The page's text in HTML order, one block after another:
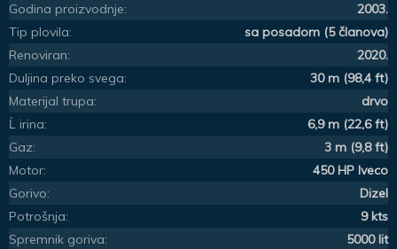
Godina proizvodnje:
2003.
Tip plovila:
sa posadom (5 članova)
Renoviran:
2020.
Duljina preko svega:
30 m (98,4 ft)
Materijal trupa:
drvo
Ĺ irina:
6,9 m (22,6 ft)
Gaz:
3 m (9,8 ft)
Motor:
450 HP Iveco
Gorivo:
Dizel
Potrošnja:
9 kts
Spremnik goriva:
5000 lit